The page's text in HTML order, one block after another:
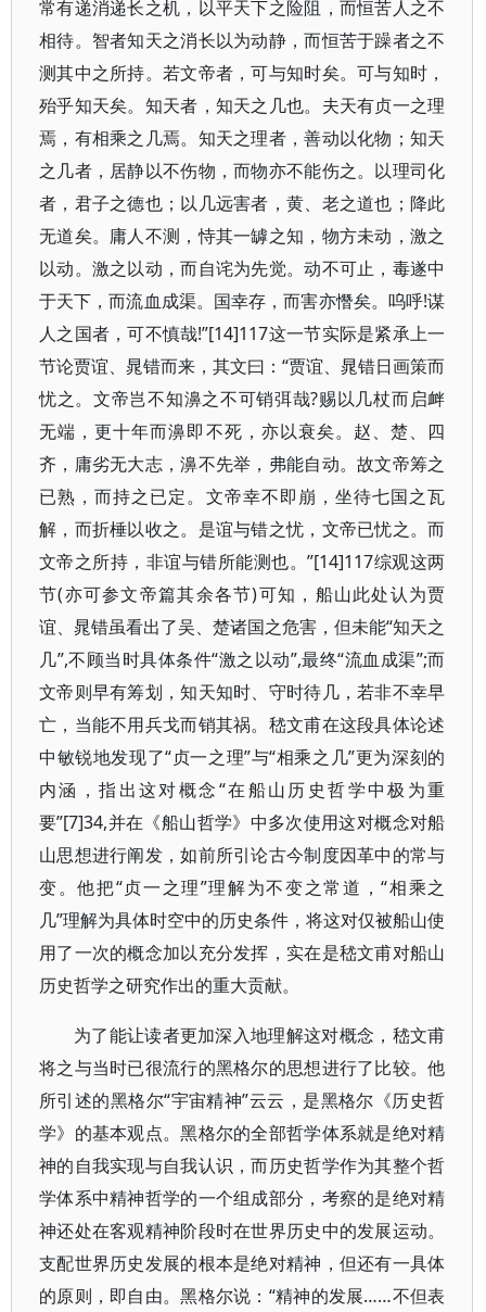
常有递消递长之机，以平天下之险阻，而恒苦人之不
相待。智者知天之消长以为动静，而恒苦于躁者之不
测其中之所持。若文帝者，可与知时矣。可与知时，
殆乎知天矣。知天者，知天之几也。夫天有贞一之理
焉，有相乘之几焉。知天之理者，善动以化物；知天
之几者，居静以不伤物，而物亦不能伤之。以理司化
者，君子之德也；以几远害者，黄、老之道也；降此
无道矣。庸人不测，恃其一罅之知，物方未动，激之
以动。激之以动，而自诧为先觉。动不可止，毒遂中
于天下，而流血成渠。国幸存，而害亦憯矣。呜呼!谋
人之国者，可不慎哉!”[14]117这一节实际是紧承上一
节论贾谊、晁错而来，其文曰：“贾谊、晁错日画策而
忧之。文帝岂不知濞之不可销弭哉?赐以几杖而启衅
无端，更十年而濞即不死，亦以衰矣。赵、楚、四
齐，庸劣无大志，濞不先举，弗能自动。故文帝筹之
已熟，而持之已定。文帝幸不即崩，坐待七国之瓦
解，而折棰以收之。是谊与错之忧，文帝已忧之。而
文帝之所持，非谊与错所能测也。”[14]117综观这两
节(亦可参文帝篇其余各节)可知，船山此处认为贾
谊、晁错虽看出了吴、楚诸国之危害，但未能“知天之
几”,不顾当时具体条件“激之以动”,最终“流血成渠”;而
文帝则早有筹划，知天知时、守时待几，若非不幸早
亡，当能不用兵戈而销其祸。嵇文甫在这段具体论述
中敏锐地发现了“贞一之理”与“相乘之几”更为深刻的
内涵，指出这对概念“在船山历史哲学中极为重
要”[7]34,并在《船山哲学》中多次使用这对概念对船
山思想进行阐发，如前所引论古今制度因革中的常与
变。他把“贞一之理”理解为不变之常道，“相乘之
几”理解为具体时空中的历史条件，将这对仅被船山使
用了一次的概念加以充分发挥，实在是嵇文甫对船山
历史哲学之研究作出的重大贡献。
为了能让读者更加深入地理解这对概念，嵇文甫
将之与当时已很流行的黑格尔的思想进行了比较。他
所引述的黑格尔“宇宙精神”云云，是黑格尔《历史哲
学》的基本观点。黑格尔的全部哲学体系就是绝对精
神的自我实现与自我认识，而历史哲学作为其整个哲
学体系中精神哲学的一个组成部分，考察的是绝对精
神还处在客观精神阶段时在世界历史中的发展运动。
支配世界历史发展的根本是绝对精神，但还有一具体
的原则，即自由。黑格尔说：“精神的发展……不但表